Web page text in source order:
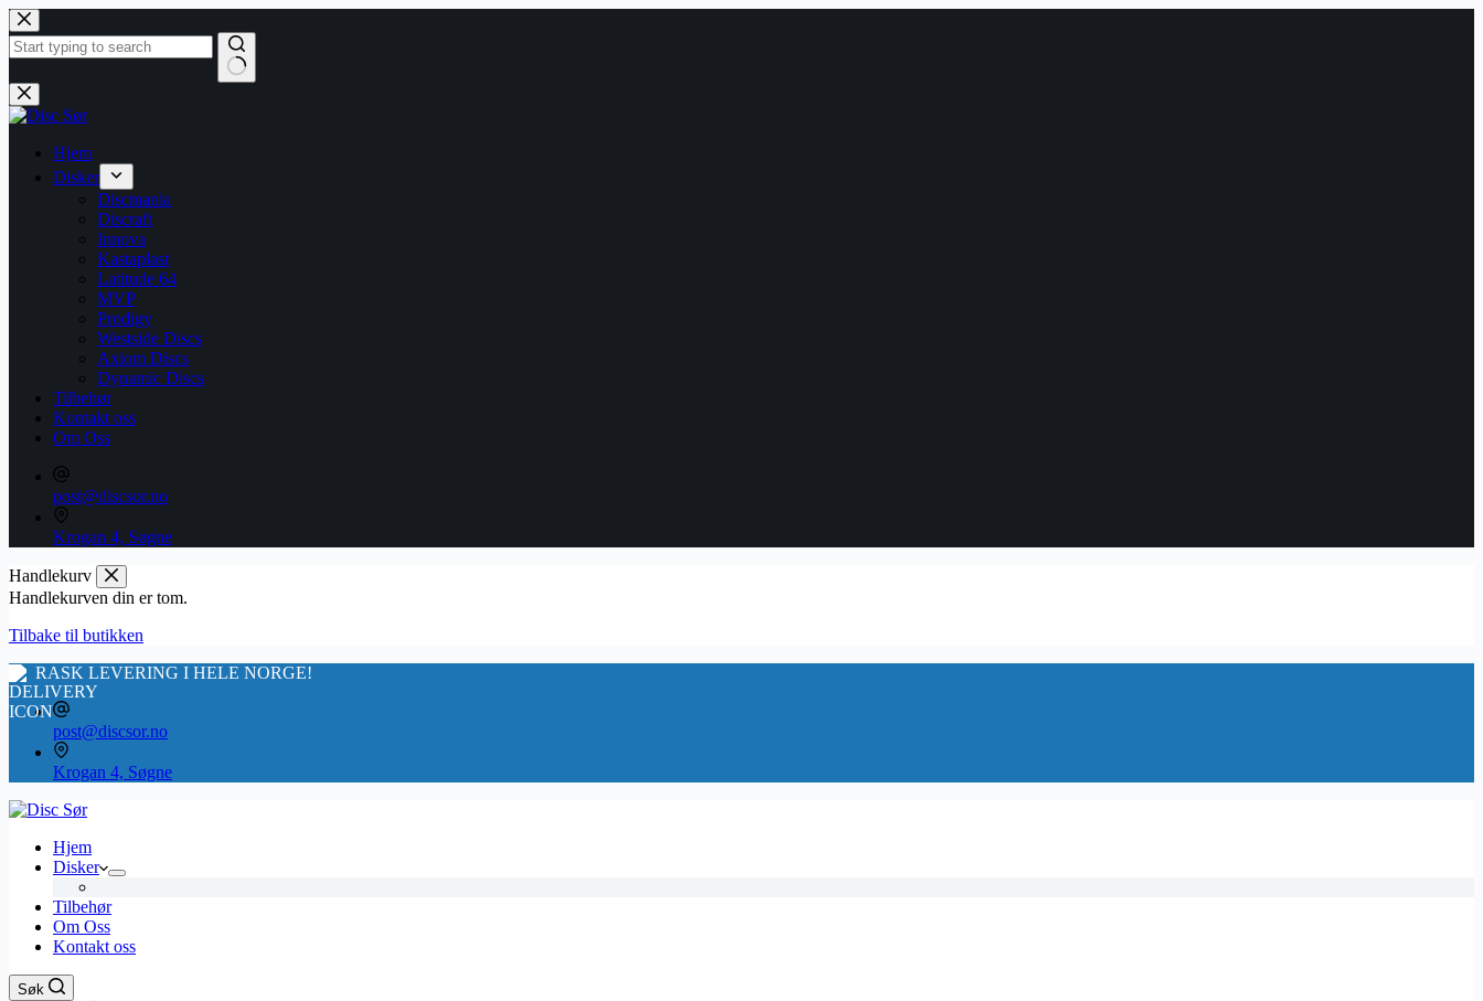
Hopp
til
innholdet
Ingen
resultater
Hjem
Disker
Discmania
Discraft
Innova
Kastaplast
Latitude 64
MVP
Prodigy
Westside Discs
Axiom Discs
Dynamic Discs
Tilbehør
Kontakt oss
Om Oss
post@discsor.no
Krogan 4, Søgne
Handlekurv
Handlekurven din er tom.
Tilbake til butikken
RASK LEVERING I HELE NORGE!
post@discsor.no
Krogan 4, Søgne
Hjem
Disker
Tilbehør
Om Oss
Kontakt oss
Søk